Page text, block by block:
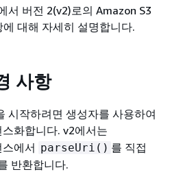
서 버전 2(v2)로의 Amazon S3
대해 자세히 설명합니다.
사항
시작하려면 생성자를 사용하여
화합니다. v2에서는
에서 parseUri() 를 직접
반환합니다.